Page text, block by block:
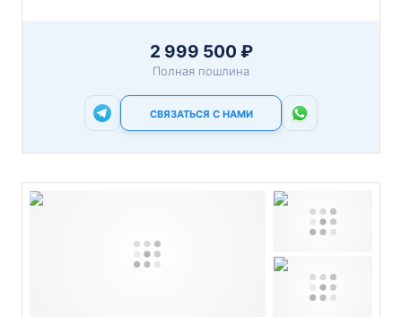
2 999 500 ₽
Полная пошлина
СВЯЗАТЬСЯ С НАМИ